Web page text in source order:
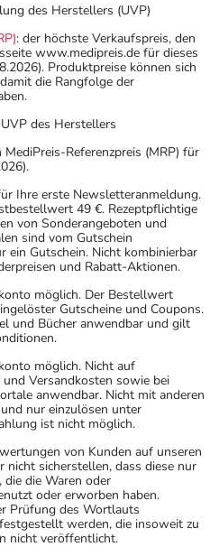
des Herstellers (UVP)
: der höchste Verkaufspreis, den
www.medipreis.de für dieses
Produktpreise können sich
die Rangfolge der
des Herstellers
Referenzpreis (MRP) für
Ihre erste Newsletteranmeldung.
49 €. Rezeptpflichtige
von Sonderangeboten und
sind vom Gutschein
ein Gutschein. Nicht kombinierbar
und Rabatt-Aktionen.
möglich. Der Bestellwert
Gutscheine und Coupons.
und Bücher anwendbar und gilt
möglich. Nicht auf
Versandkosten sowie bei
anwendbar. Nicht mit anderen
nur einzulösen unter
ist nicht möglich.
von Kunden auf unseren
sicherstellen, dass diese nur
die Waren oder
oder erworben haben.
Prüfung des Wortlauts
werden, die insoweit zu
nicht veröffentlicht.